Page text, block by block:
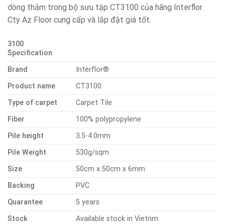
dòng thảm trong bộ sưu tập CT3100 của hãng Interflor.
Cty Az Floor cung cấp và lắp đặt giá tốt.
3100
Specification
Brand
Interflor®
Product name
CT3100
Type of carpet
Carpet Tile
Fiber
100% polypropylene
Pile height
3.5-4.0mm
Pile Weight
530g/sqm
Size
50cm x 50cm x 6mm
Backing
PVC
Quarantee
5 years
Stock
Available stock in Vietnm